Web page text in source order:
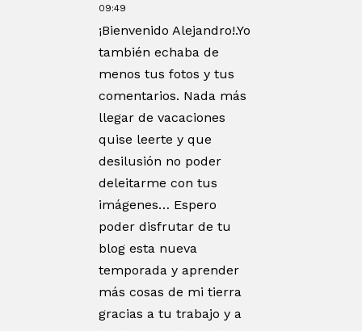
09:49
¡Bienvenido Alejandro!.Yo
también echaba de
menos tus fotos y tus
comentarios. Nada más
llegar de vacaciones
quise leerte y que
desilusión no poder
deleitarme con tus
imágenes… Espero
poder disfrutar de tu
blog esta nueva
temporada y aprender
más cosas de mi tierra
gracias a tu trabajo y a